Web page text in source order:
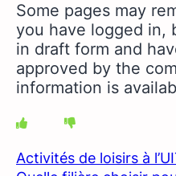
Some pages may
you have logged in,
in draft form and
approved by the
information is
Activités de loisirs à